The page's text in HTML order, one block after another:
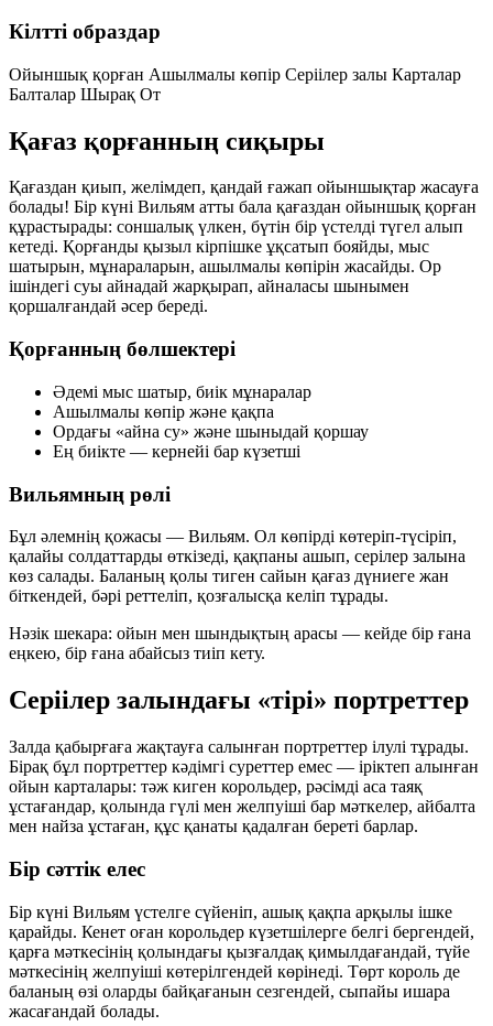
Кілтті образдар
Ойыншық қорған Ашылмалы көпір Серіілер залы Карталар
Балталар Шырақ От
Қағаз қорғанның сиқыры
Қағаздан қиып, желімдеп, қандай ғажап ойыншықтар жасауға
болады! Бір күні Вильям атты бала қағаздан ойыншық қорған
құрастырады: соншалық үлкен, бүтін бір үстелді түгел алып
кетеді. Қорғанды қызыл кірпішке ұқсатып бояйды, мыс
шатырын, мұнараларын, ашылмалы көпірін жасайды. Ор
ішіндегі суы айнадай жарқырап, айналасы шынымен
қоршалғандай әсер береді.
Қорғанның бөлшектері
Әдемі мыс шатыр, биік мұнаралар
Ашылмалы көпір және қақпа
Ордағы «айна су» және шыныдай қоршау
Ең биікте — кернейі бар күзетші
Вильямның рөлі
Бұл әлемнің қожасы — Вильям. Ол көпірді көтеріп-түсіріп,
қалайы солдаттарды өткізеді, қақпаны ашып, серілер залына
көз салады. Баланың қолы тиген сайын қағаз дүниеге жан
біткендей, бәрі реттеліп, қозғалысқа келіп тұрады.
Нәзік шекара: ойын мен шындықтың арасы — кейде бір ғана
еңкею, бір ғана абайсыз тиіп кету.
Серіілер залындағы «тірі» портреттер
Залда қабырғаға жақтауға салынған портреттер ілулі тұрады.
Бірақ бұл портреттер кәдімгі суреттер емес — іріктеп алынған
ойын карталары: тәж киген корольдер, рәсімді аса таяқ
ұстағандар, қолында гүлі мен желпуіші бар мәткелер, айбалта
мен найза ұстаған, құс қанаты қадалған береті барлар.
Бір сәттік елес
Бір күні Вильям үстелге сүйеніп, ашық қақпа арқылы ішке
қарайды. Кенет оған корольдер күзетшілерге белгі бергендей,
қарға мәткесінің қолындағы қызғалдақ қимылдағандай, түйе
мәткесінің желпуіші көтерілгендей көрінеді. Төрт король де
баланың өзі оларды байқағанын сезгендей, сыпайы ишара
жасағандай болады.